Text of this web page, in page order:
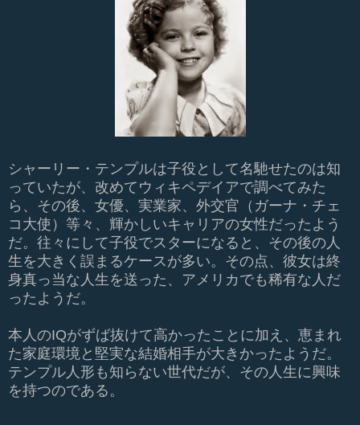
シャーリー・テンプルは子役として名馳せたのは知
っていたが、改めてウィキペデイアで調べてみた
ら、その後、女優、実業家、外交官（ガーナ・チェ
コ大使）等々、輝かしいキャリアの女性だったよう
だ。往々にして子役でスターになると、その後の人
生を大きく誤まるケースが多い。その点、彼女は終
身真っ当な人生を送った、アメリカでも稀有な人だ
ったようだ。
本人のIQがずば抜けて高かったことに加え、恵まれ
た家庭環境と堅実な結婚相手が大きかったようだ。
テンプル人形も知らない世代だが、その人生に興味
を持つのである。